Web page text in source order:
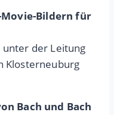
Movie-Bildern für
unter der Leitung
Klosterneuburg
Bach und Bach